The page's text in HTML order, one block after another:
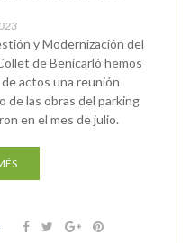
y Modernización del
de Benicarló hemos
actos una reunión
de las obras del parking
en el mes de julio.